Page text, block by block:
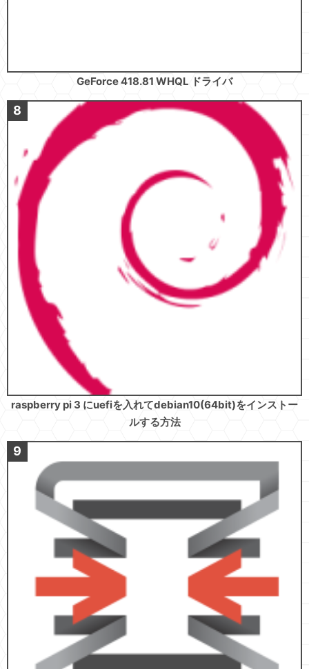
GeForce 418.81 WHQL ドライバ
raspberry pi 3 にuefiを入れてdebian10(64bit)をインストー
ルする方法